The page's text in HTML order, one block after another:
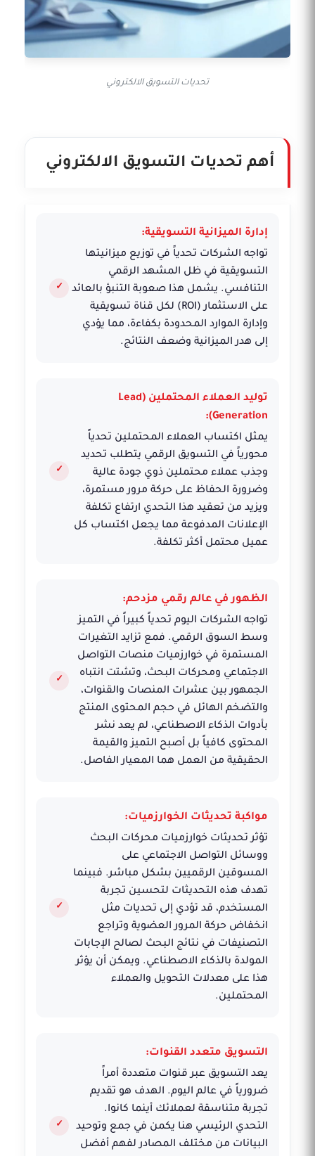
تحديات التسويق الالكتروني
أهم تحديات التسويق الالكتروني
إدارة الميزانية التسويقية:
تواجه الشركات تحدياً في توزيع ميزانيتها
التسويقية في ظل المشهد الرقمي
التنافسي. يشمل هذا صعوبة التنبؤ بالعائد
على الاستثمار (ROI) لكل قناة تسويقية
وإدارة الموارد المحدودة بكفاءة، مما يؤدي
إلى هدر الميزانية وضعف النتائج.
توليد العملاء المحتملين (Lead
Generation):
يمثل اكتساب العملاء المحتملين تحدياً
محورياً في التسويق الرقمي يتطلب تحديد
وجذب عملاء محتملين ذوي جودة عالية
وضرورة الحفاظ على حركة مرور مستمرة،
ويزيد من تعقيد هذا التحدي ارتفاع تكلفة
الإعلانات المدفوعة مما يجعل اكتساب كل
عميل محتمل أكثر تكلفة.
الظهور في عالم رقمي مزدحم:
تواجه الشركات اليوم تحدياً كبيراً في التميز
وسط السوق الرقمي. فمع تزايد التغيرات
المستمرة في خوارزميات منصات التواصل
الاجتماعي ومحركات البحث، وتشتت انتباه
الجمهور بين عشرات المنصات والقنوات،
والتضخم الهائل في حجم المحتوى المنتج
بأدوات الذكاء الاصطناعي، لم يعد نشر
المحتوى كافياً بل أصبح التميز والقيمة
الحقيقية من العمل هما المعيار الفاصل.
مواكبة تحديثات الخوارزميات:
تؤثر تحديثات خوارزميات محركات البحث
ووسائل التواصل الاجتماعي على
المسوقين الرقميين بشكل مباشر. فبينما
تهدف هذه التحديثات لتحسين تجربة
المستخدم، قد تؤدي إلى تحديات مثل
انخفاض حركة المرور العضوية وتراجع
التصنيفات في نتائج البحث لصالح الإجابات
المولدة بالذكاء الاصطناعي. ويمكن أن يؤثر
هذا على معدلات التحويل والعملاء
المحتملين.
التسويق متعدد القنوات:
يعد التسويق عبر قنوات متعددة أمراً
ضرورياً في عالم اليوم. الهدف هو تقديم
تجربة متناسقة لعملائك أينما كانوا.
التحدي الرئيسي هنا يكمن في جمع وتوحيد
البيانات من مختلف المصادر لفهم أفضل